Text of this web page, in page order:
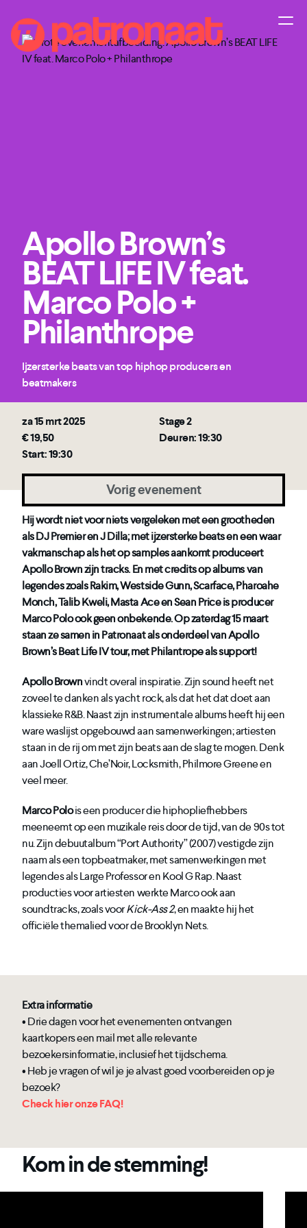
Apollo Brown’s
BEAT LIFE IV feat.
Marco Polo +
Philanthrope
Ijzersterke beats van top hiphop producers en
beatmakers
za 15 mrt 2025
Stage 2
€ 19,50
Deuren: 19:30
Start: 19:30
Vorig evenement
Hij wordt niet voor niets vergeleken met een grootheden
als DJ Premier en J Dilla; met ijzersterke beats en een waar
vakmanschap als het op samples aankomt produceert
Apollo Brown zijn tracks. En met credits op albums van
legendes zoals Rakim, Westside Gunn, Scarface, Pharoahe
Monch, Talib Kweli, Masta Ace en Sean Price is producer
Marco Polo ook geen onbekende. Op zaterdag 15 maart
staan ze samen in Patronaat als onderdeel van Apollo
Brown’s Beat Life IV tour, met Philantrope als support!
Apollo Brownvindt overal inspiratie. Zijn sound heeft net
zoveel te danken als yacht rock, als dat het dat doet aan
klassieke R&B. Naast zijn instrumentale albums heeft hij een
ware waslijst opgebouwd aan samenwerkingen; artiesten
staan in de rij om met zijn beats aan de slag te mogen. Denk
aan Joell Ortiz, Che’Noir, Locksmith, Philmore Greene en
veel meer.
Marco Polois een producer die hiphopliefhebbers
meeneemt op een muzikale reis door de tijd, van de 90s tot
nu. Zijn debuutalbum “Port Authority” (2007) vestigde zijn
naam als een topbeatmaker, met samenwerkingen met
legendes als Large Professor en Kool G Rap. Naast
producties voor artiesten werkte Marco ook aan
soundtracks, zoals voorKick-Ass 2, en maakte hij het
officiële themalied voor de Brooklyn Nets.
Extra informatie
• Drie dagen voor het evenementen ontvangen
kaartkopers een mail met alle relevante
bezoekersinformatie, inclusief het tijdschema.
• Heb je vragen of wil je je alvast goed voorbereiden op je
bezoek?
Check hier onze FAQ!
Kom in de stemming!